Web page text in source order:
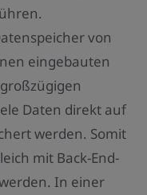
von
eingebauten
Daten direkt auf
werden. Somit
mit Back-End-
In einer